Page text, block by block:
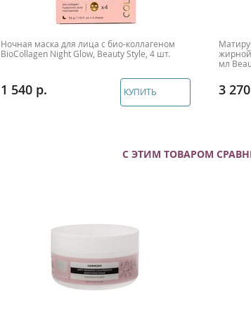
Ночная маска для лица с био-коллагеном
BioCollagen Night Glow, Beauty Style, 4 шт.
1 540 КУПИТЬ
мл
3 270
С ЭТИМ ТОВАРОМ